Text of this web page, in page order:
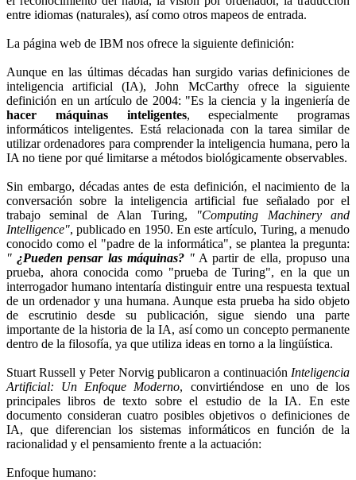
entre idiomas (naturales), así como otros mapeos de entrada.
La página web de IBM nos ofrece la siguiente definición:
Aunque en las últimas décadas han surgido varias definiciones de
inteligencia artificial (IA), John McCarthy ofrece la siguiente
definición en un artículo de 2004: "Es la ciencia y la ingeniería de
hacer máquinas inteligentes, especialmente programas
informáticos inteligentes. Está relacionada con la tarea similar de
utilizar ordenadores para comprender la inteligencia humana, pero la
IA no tiene por qué limitarse a métodos biológicamente observables.
Sin embargo, décadas antes de esta definición, el nacimiento de la
conversación sobre la inteligencia artificial fue señalado por el
trabajo seminal de Alan Turing,
"Computing Machinery and
Intelligence", publicado en 1950. En este artículo, Turing, a menudo
conocido como el "padre de la informática", se plantea la pregunta:
" ¿Pueden pensar las máquinas?"A partir de ella, propuso una
prueba, ahora conocida como "prueba de Turing", en la que un
interrogador humano intentaría distinguir entre una respuesta textual
de un ordenador y una humana. Aunque esta prueba ha sido objeto
de escrutinio desde su publicación, sigue siendo una parte
importante de la historia de la IA, así como un concepto permanente
dentro de la filosofía, ya que utiliza ideas en torno a la lingüística.
Stuart Russell y Peter Norvig publicaron a continuación Inteligencia
Artificial: Un Enfoque Moderno, convirtiéndose en uno de los
principales libros de texto sobre el estudio de la IA. En este
documento consideran cuatro posibles objetivos o definiciones de
IA, que diferencian los sistemas informáticos en función de la
racionalidad y el pensamiento frente a la actuación:
Enfoque humano: